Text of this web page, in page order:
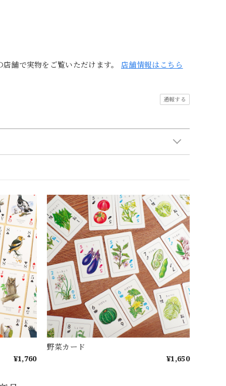
舗で実物をご覧いただけます。 店舗情報はこちら
通報する
¥1,760
野菜カード
¥1,650